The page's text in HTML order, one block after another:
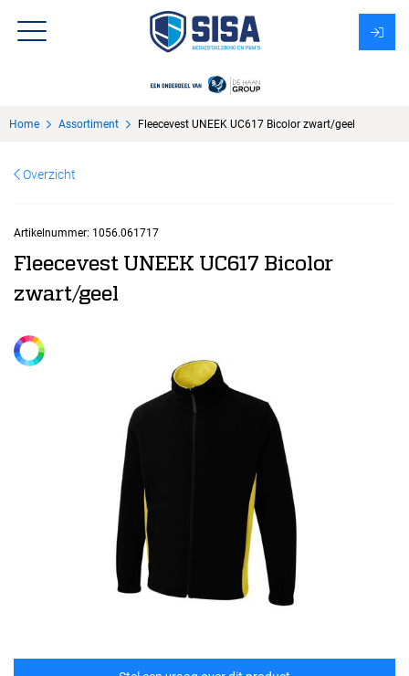
Over Sisa
KMS
Uitzendbureau?
Home Assortiment Fleecevest UNEEK UC617 Bicolor zwart/geel
Overzicht
Artikelnummer: 1056.061717
Fleecevest UNEEK UC617 Bicolor
zwart/geel